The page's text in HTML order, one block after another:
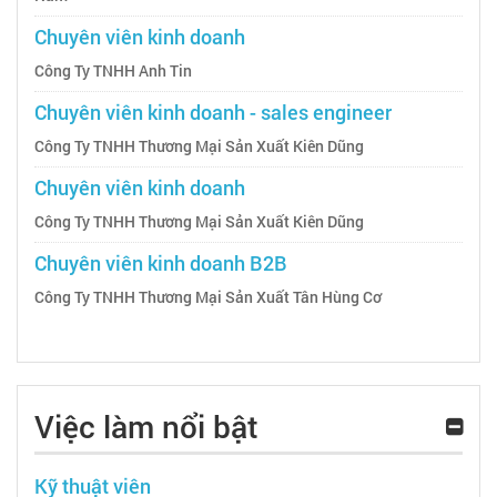
Chuyên viên kinh doanh
Công Ty TNHH Anh Tin
Chuyên viên kinh doanh - sales engineer
Công Ty TNHH Thương Mại Sản Xuất Kiên Dũng
Chuyên viên kinh doanh
Công Ty TNHH Thương Mại Sản Xuất Kiên Dũng
Chuyên viên kinh doanh B2B
Công Ty TNHH Thương Mại Sản Xuất Tân Hùng Cơ
Việc làm nổi bật
Kỹ thuật viên